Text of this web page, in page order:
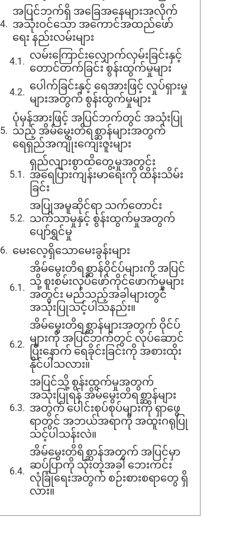
အပြင်ဘက်ရှိ အခြေအနေများအလိုက်
အသုံးဝင်သော အကောင်အထည်ဖော်
ရေး နည်းလမ်းများ
လမ်းကြောင်းလျှောက်လှမ်းခြင်းနှင့်
တောင်တက်ခြင်း စွန်းထွက်မှုများ
ပေါက်ခြင်းနှင့် ရေအားဖြင့် လှုပ်ရှားမှု
များအတွက် စွန်းထွက်မှုများ
ပုံမှန်အားဖြင့် အပြင်ဘက်တွင် အသုံးပြု
သည့် အိမ်မွေးတိရစ္ဆာန်များအတွက်
ရေရှည်အကျိုးကျေးဇူးများ
ရှည်လျားစွာထိတွေ့မှုအတွင်း
အရေပြားကျန်းမာရေးကို ထိန်းသိမ်း
ခြင်း
အပြုအမူဆိုင်ရာ သက်တောင်း
သက်သာမှုနှင့် စွန်းထွက်မှုအတွက်
ပျော်ရွှင်မှု
မေးလေ့ရှိသောမေးခွန်းများ
အိမ်မွေးတိရစ္ဆာန်ဝိုင်ပ်များကို အပြင်
သို့ စူးစမ်းလုပ်ဖော်ကိုင်ဖောက်မှုများ
အတွင်း မည်သည့်အခါများတွင်
အသုံးပြုသင့်ပါသနည်း။
အိမ်မွေးတိရစ္ဆာန်များအတွက် ဝိုင်ပ်
များကို အပြင်ဘက်တွင် လုပ်ဆောင်
ပြီးနောက် ရေခိုင်းခြင်းကို အစားထိုး
နိုင်ပါသလား။
အပြင်သို့ စွန်းထွက်မှုအတွက်
အသုံးပြုရန် အိမ်မွေးတိရစ္ဆာန်များ
အတွက် ပေါင်းစုပ်စုပ်များကို ရှာဖွေ
ရာတွင် အဘယ်အရာကို အထူးဂရုပြု
သင့်ပါသန်းလဲ။
အိမ်မွေးတိရိစ္ဆာန်အတွက် အပြင်မှာ
ဆပ်ပြာကို သုံးတဲ့အခါ ဘေးကင်း
လုံခြုံရေးအတွက် စဉ်းစားစရာတွေ ရှိ
လား။